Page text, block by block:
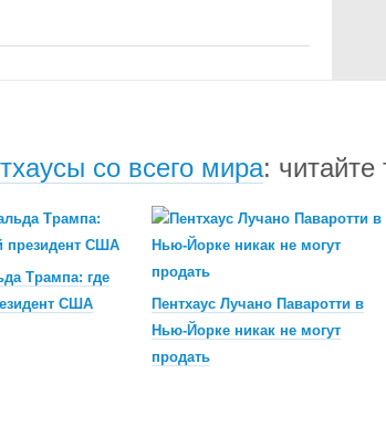
со всего мира: читайте
Трампа: где
США
Пентхаус Лучано Паваротти в
Нью-Йорке никак не могут
продать